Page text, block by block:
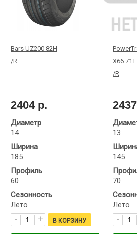
Bars UZ200 82H
/R
2404 р.
Диаметр
14
Ширина
185
Профиль
60
Сезонность
Лето
X66 71T
/R
13
145
70
Лето